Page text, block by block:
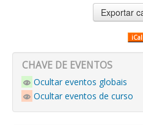
iCal
CHAVE DE EVENTOS
Ocultar eventos globais
Ocultar eventos de curso